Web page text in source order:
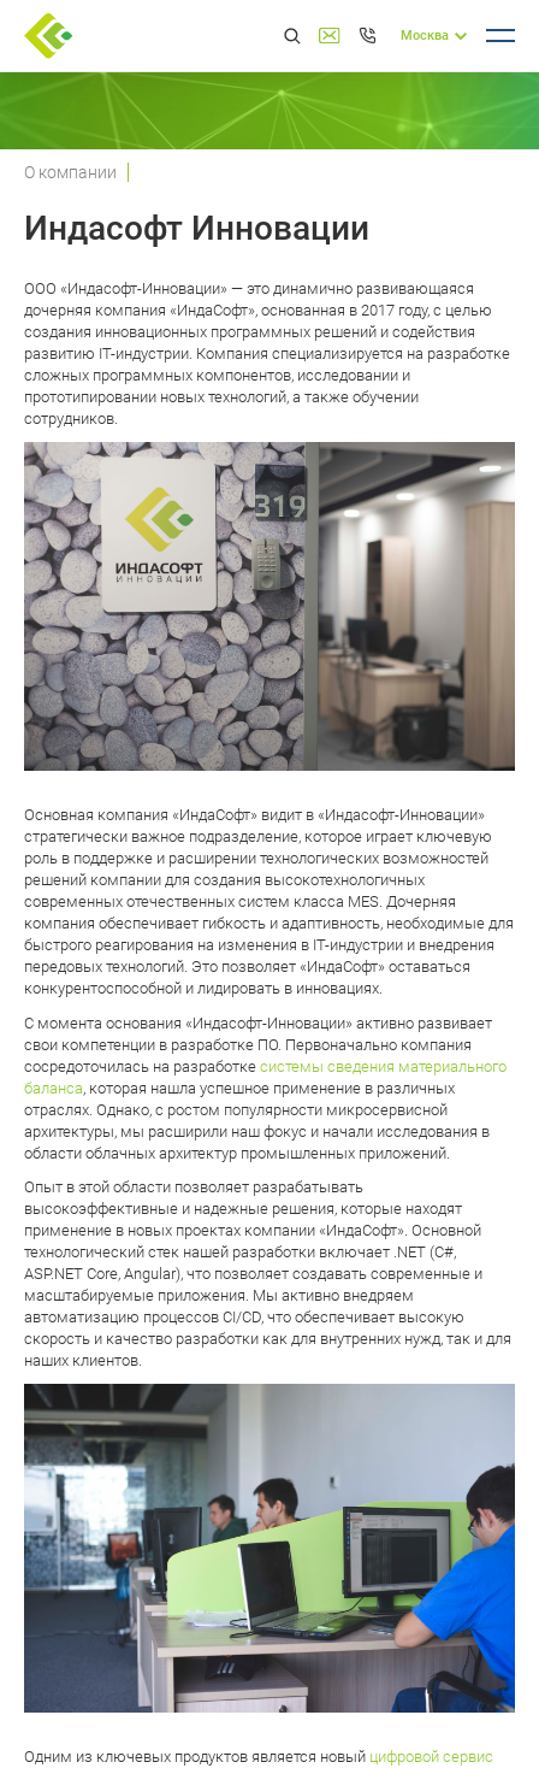
Москва
О компании
Индасофт Инновации
ООО «Индасофт-Инновации» — это динамично развивающаяся
дочерняя компания «ИндаСофт», основанная в 2017 году, с целью
создания инновационных программных решений и содействия
развитию IT-индустрии. Компания специализируется на разработке
сложных программных компонентов, исследовании и
прототипировании новых технологий, а также обучении
сотрудников.
Основная компания «ИндаСофт» видит в «Индасофт-Инновации»
стратегически важное подразделение, которое играет ключевую
роль в поддержке и расширении технологических возможностей
решений компании для создания высокотехнологичных
современных отечественных систем класса MES. Дочерняя
компания обеспечивает гибкость и адаптивность, необходимые для
быстрого реагирования на изменения в IT-индустрии и внедрения
передовых технологий. Это позволяет «ИндаСофт» оставаться
конкурентоспособной и лидировать в инновациях.
С момента основания «Индасофт-Инновации» активно развивает
свои компетенции в разработке ПО. Первоначально компания
сосредоточилась на разработке системы сведения материального
баланса, которая нашла успешное применение в различных
отраслях. Однако, с ростом популярности микросервисной
архитектуры, мы расширили наш фокус и начали исследования в
области облачных архитектур промышленных приложений.
Опыт в этой области позволяет разрабатывать
высокоэффективные и надежные решения, которые находят
применение в новых проектах компании «ИндаСофт». Основной
технологический стек нашей разработки включает .NET (C#,
ASP.NET Core, Angular), что позволяет создавать современные и
масштабируемые приложения. Мы активно внедряем
автоматизацию процессов CI/CD, что обеспечивает высокую
скорость и качество разработки как для внутренних нужд, так и для
наших клиентов.
Одним из ключевых продуктов является новый цифровой сервис